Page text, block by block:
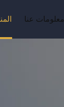
معلومات عنا